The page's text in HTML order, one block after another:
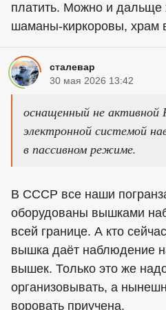
платить. Можно и дальще
шаманы-киркоровы, храм
сталевар
30 мая 2026 13:42
оснащенный не
электронной системой
в пассивном режиме.
В СССР все наши
оборудованы вышками
всей границе. А кто
вышка даёт наблюдение
вышек. Только это же
организовывать, а
воровать приучена.